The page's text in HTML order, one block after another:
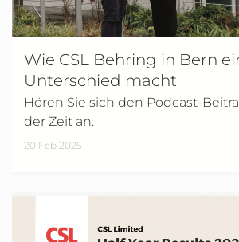
Wie CSL Behring in Bern
Unterschied macht
Hören Sie sich den Podcast-
der Zeit an.
20 Feb 2025